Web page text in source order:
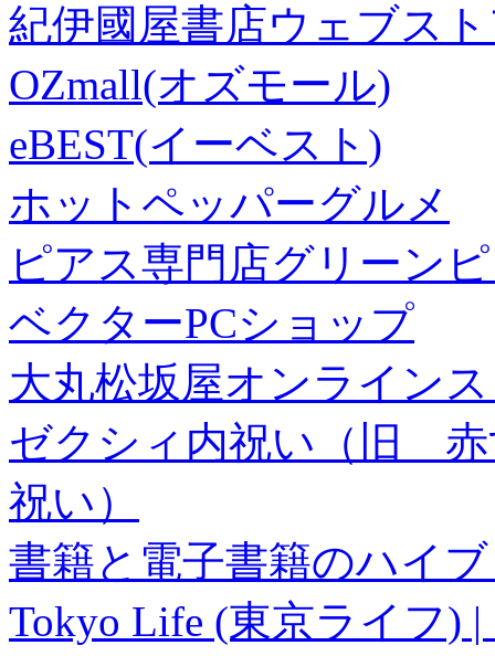
紀伊國屋書店ウェブス
OZmall(オズモール)
eBEST(イーベスト)
ホットペッパーグルメ
ピアス専門店グリーン
ベクターPCショップ
大丸松坂屋オンライン
ゼクシィ内祝い（旧 赤
祝い）
書籍と電子書籍のハイ
Tokyo Life (東京ライフ)